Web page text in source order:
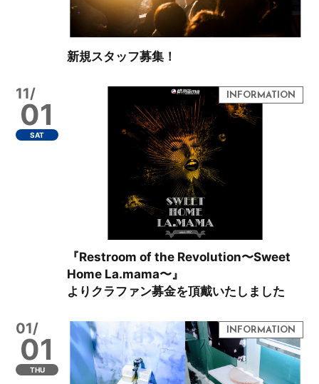
新規スタッフ募集！
11/
01
SAT
『Restroom of the Revolution〜Sweet
Home La.mama〜』
よりクラファン募金を頂戴いたしました
01/
01
THU